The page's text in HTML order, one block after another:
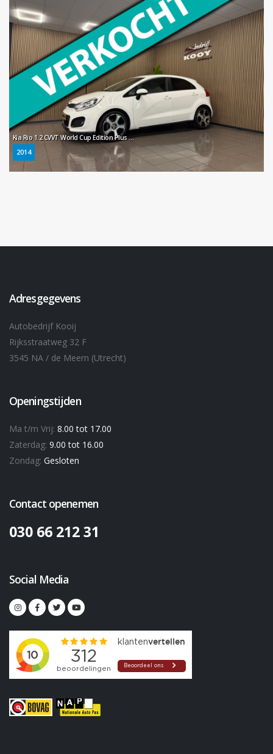
Kia Rio 1.2 CVVT World Cup Edition Plus * 66.887 km + NAP / Leder / Cruise control / LM Velgen / NL Auto *
2014
Adresgegevens
Autobedrijf Kooij
Rijksstraatweg 32 F
3545 NA / de Meern (Utrecht)
Openingstijden
Ma t/m Vrij: 8.00 tot 17.00
Zaterdag: 9.00 tot 16.00
Zondag: Gesloten
Contact openemen
030 66 212 31
Social Media